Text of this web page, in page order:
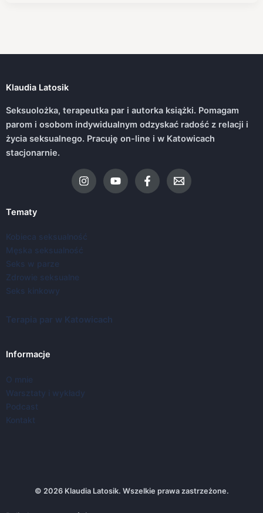
Klaudia Latosik
Seksuolożka, terapeutka par i autorka książki. Pomagam
parom i osobom indywidualnym odzyskać radość z relacji i
życia seksualnego. Pracuję on-line i w Katowicach
stacjonarnie.
Tematy
Kobieca seksualność
Męska seksualność
Seks w parze
Zdrowie seksualne
Seks kinkowy
Terapia par w Katowicach
Informacje
O mnie
Warsztaty i wykłady
Podcast
Kontakt
© 2026 Klaudia Latosik. Wszelkie prawa zastrzeżone.